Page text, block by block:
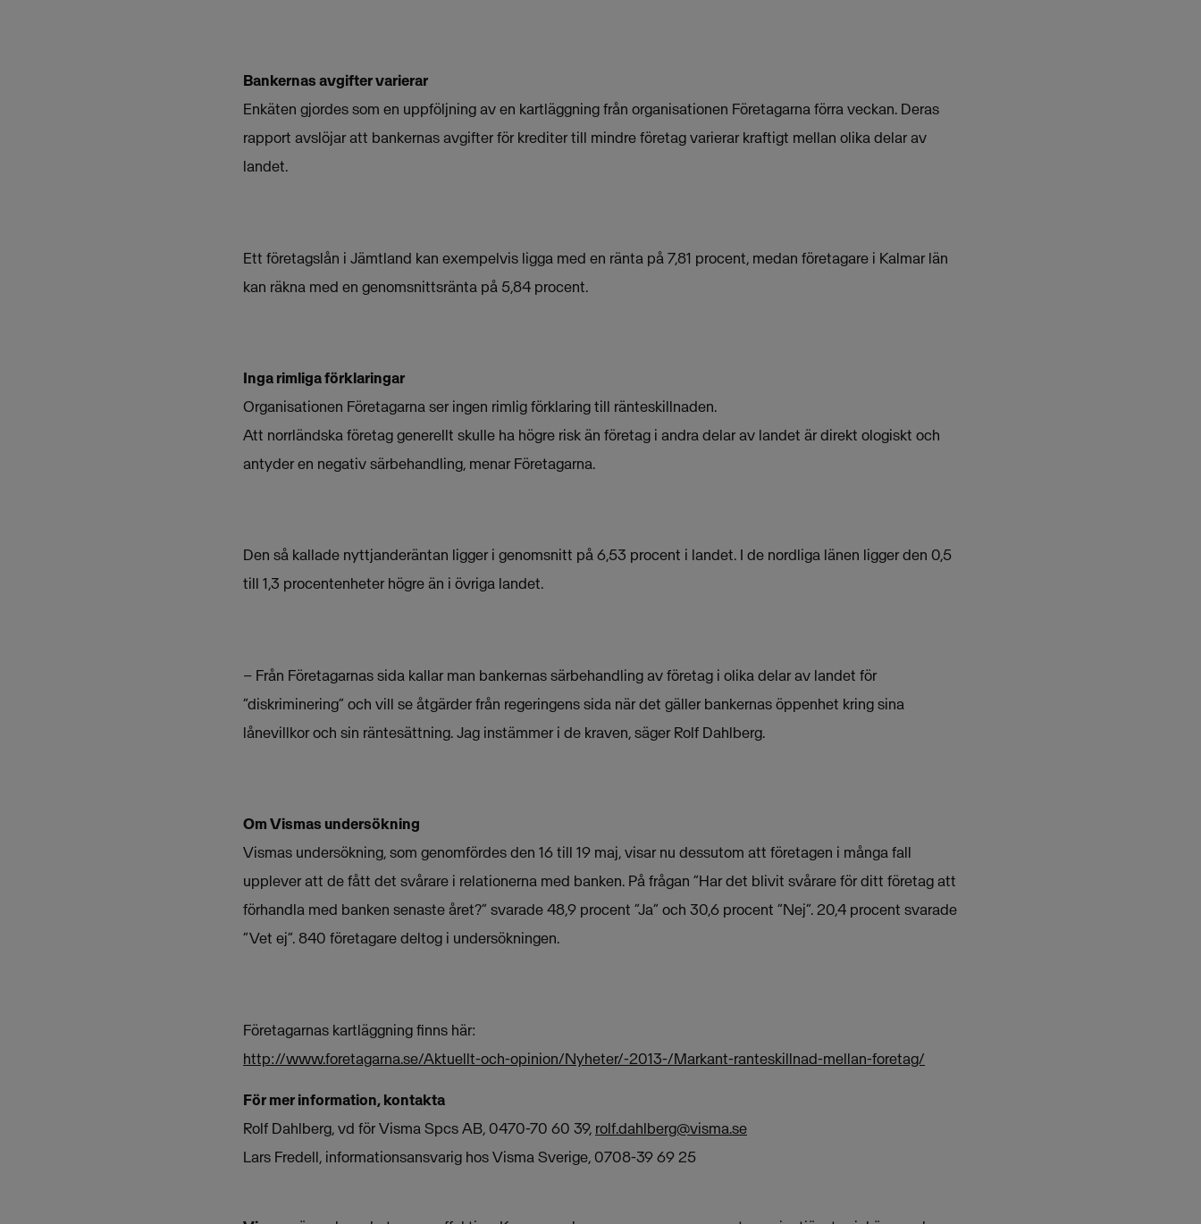
Bankernas avgifter varierar
Enkäten gjordes som en uppföljning av en kartläggning från organisationen Företagarna förra veckan. Deras
rapport avslöjar att bankernas avgifter för krediter till mindre företag varierar kraftigt mellan olika delar av
landet.
Ett företagslån i Jämtland kan exempelvis ligga med en ränta på 7,81 procent, medan företagare i Kalmar län
kan räkna med en genomsnittsränta på 5,84 procent.
Inga rimliga förklaringar
Organisationen Företagarna ser ingen rimlig förklaring till ränteskillnaden.
Att norrländska företag generellt skulle ha högre risk än företag i andra delar av landet är direkt ologiskt och
antyder en negativ särbehandling, menar Företagarna.
Den så kallade nyttjanderäntan ligger i genomsnitt på 6,53 procent i landet. I de nordliga länen ligger den 0,5
till 1,3 procentenheter högre än i övriga landet.
– Från Företagarnas sida kallar man bankernas särbehandling av företag i olika delar av landet för
”diskriminering” och vill se åtgärder från regeringens sida när det gäller bankernas öppenhet kring sina
lånevillkor och sin räntesättning. Jag instämmer i de kraven, säger Rolf Dahlberg.
Om Vismas undersökning
Vismas undersökning, som genomfördes den 16 till 19 maj, visar nu dessutom att företagen i många fall
upplever att de fått det svårare i relationerna med banken. På frågan ”Har det blivit svårare för ditt företag att
förhandla med banken senaste året?” svarade 48,9 procent ”Ja” och 30,6 procent ”Nej”. 20,4 procent svarade
”Vet ej”. 840 företagare deltog i undersökningen.
Företagarnas kartläggning finns här:
http://www.foretagarna.se/Aktuellt-och-opinion/Nyheter/-2013-/Markant-ranteskillnad-mellan-foretag/
För mer information, kontakta
Rolf Dahlberg, vd för Visma Spcs AB, 0470-70 60 39, rolf.dahlberg@visma.se
Lars Fredell, informationsansvarig hos Visma Sverige, 0708-39 69 25